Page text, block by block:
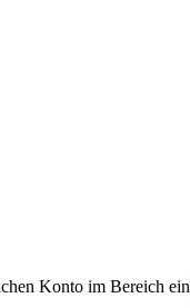
Konto im Bereich ein